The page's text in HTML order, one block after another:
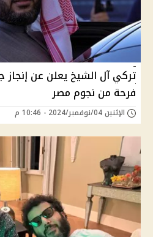
تركي آل الشيخ يعلن عن
فرحة من نجوم مصر
الإثنين 04/نوفمبر/2024 - 10:46 م